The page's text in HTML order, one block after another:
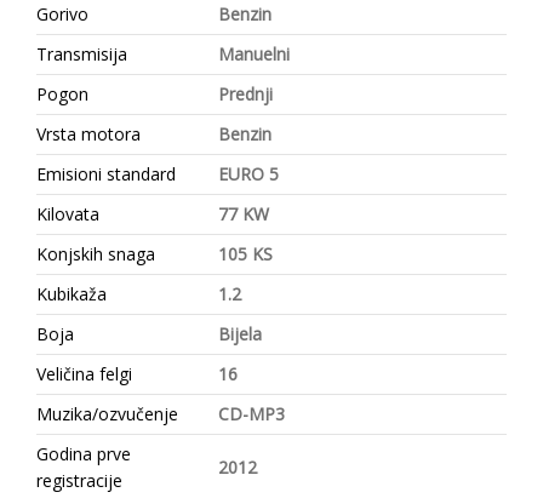
Gorivo
Benzin
Transmisija
Manuelni
Pogon
Prednji
Vrsta motora
Benzin
Emisioni standard
EURO 5
Kilovata
77 KW
Konjskih snaga
105 KS
Kubikaža
1.2
Boja
Bijela
Veličina felgi
16
Muzika/ozvučenje
CD-MP3
Godina prve
registracije
2012